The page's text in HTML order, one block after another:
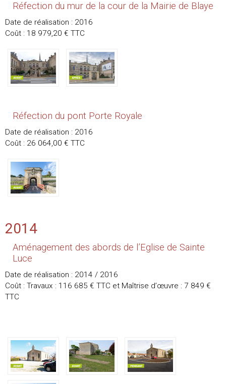
Réfection du mur de la cour de la Mairie de Blaye
Date de réalisation : 2016
Coût : 18 979,20 € TTC
Réfection du pont Porte Royale
Date de réalisation : 2016
Coût : 26 064,00 € TTC
2014
Aménagement des abords de l’Eglise de Sainte
Luce
Date de réalisation : 2014 / 2016
Coût : Travaux : 116 685 € TTC et Maîtrise d’œuvre : 7 849 €
TTC